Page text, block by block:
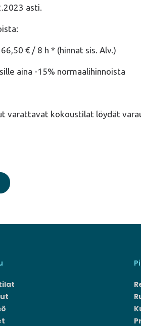
asti.
€ / 8 h * (hinnat sis. Alv.)
aina -15% normaalihinnoista
varattavat kokoustilat löydät